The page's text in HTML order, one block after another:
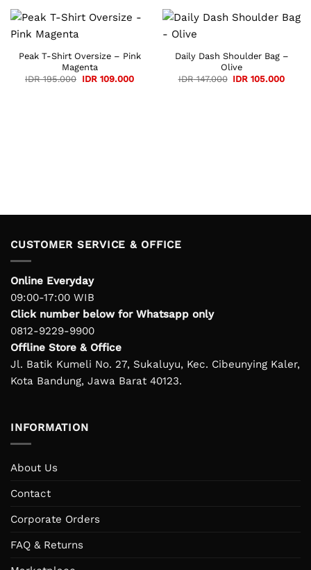
Peak T-Shirt Oversize – Pink
Magenta
IDR195.000 Original
IDR109.000Current
Daily Dash Shoulder Bag –
Olive
IDR147.000 Original
IDR 105.000
CUSTOMER SERVICE & OFFICE
Online Everyday
09:00-17:00 WIB
Click number below for Whatsapp only
0812-9229-9900
Offline Store & Office
Jl. Batik Kumeli No. 27, Sukaluyu, Kec. Cibeunying Kaler,
Kota Bandung, Jawa Barat 40123.
INFORMATION
About Us
Contact
Corporate Orders
FAQ & Returns